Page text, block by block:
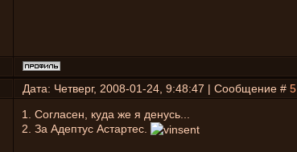
Дата: Четверг, 2008-01-24, 9:48:47 | Сообщение # 5
1. Согласен, куда же я денусь...
2. За Адептус Астартес.